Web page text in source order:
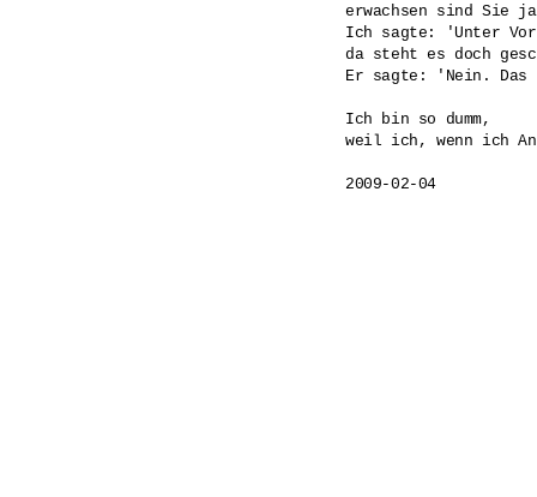
erwachsen sind Sie
Ich sagte: 'Unter
da steht es doch
Er sagte: 'Nein.
Ich bin so dumm,
weil ich, wenn ich
2009-02-04